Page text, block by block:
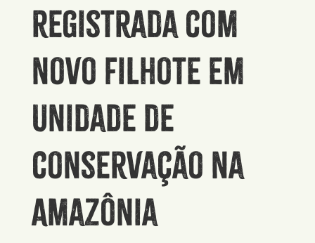
registrada com
novo filhote em
unidade de
conservação na
Amazônia